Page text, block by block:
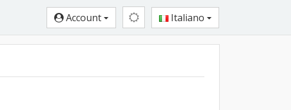
Account Italiano